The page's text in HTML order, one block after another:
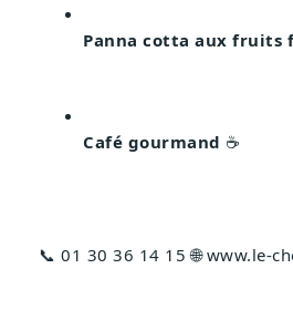
Panna cotta aux fruits
Café gourmand ☕
📞 01 30 36 14 15 🌐 www.le-